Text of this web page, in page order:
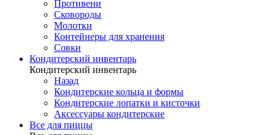
Противени
Сковороды
Молотки
Контейнеры для хранения
Совки
Кондитерский инвентарь
Кондитерский инвентарь
Назад
Кондитерские кольца и формы
Кондитерские лопатки и кисточки
Аксессуары кондитерские
Все для пиццы